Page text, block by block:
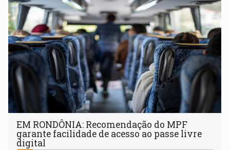
EM RONDÔNIA: Recomendação do MPF
garante facilidade de acesso ao passe livre
digital